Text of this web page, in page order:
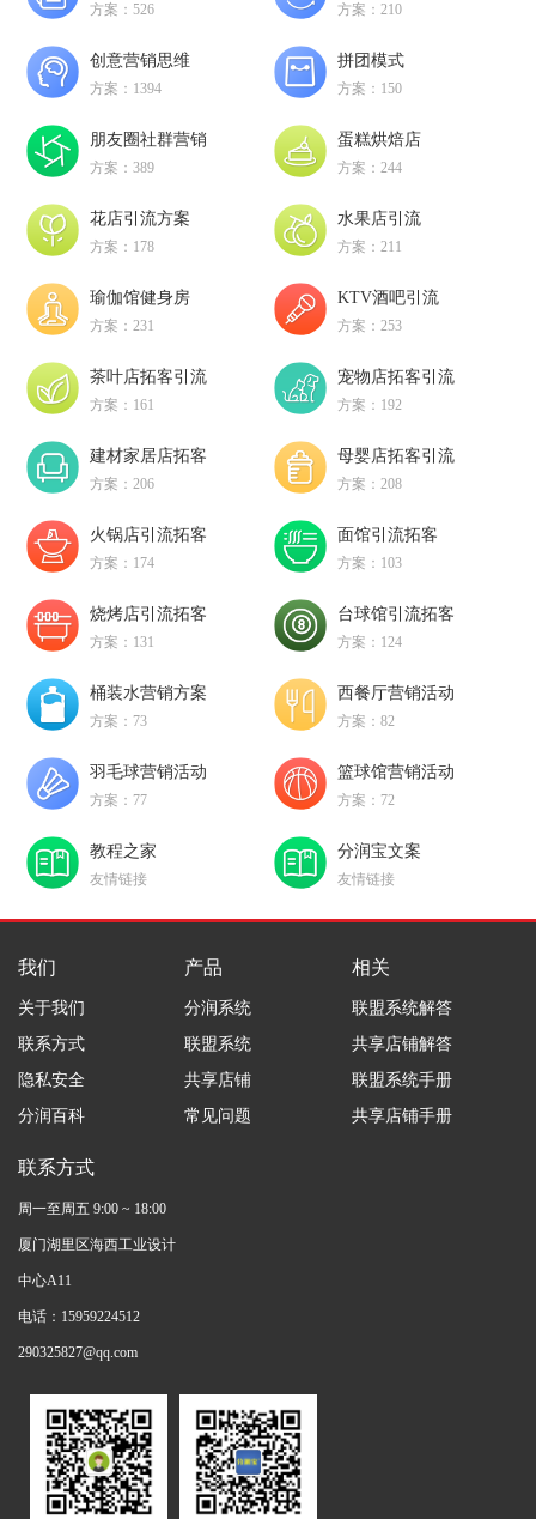
方案：526 方案：210
创意营销思维
方案：1394
拼团模式
方案：150
朋友圈社群营销
方案：389
蛋糕烘焙店
方案：244
花店引流方案
方案：178
水果店引流
方案：211
瑜伽馆健身房
方案：231
KTV酒吧引流
方案：253
茶叶店拓客引流
方案：161
宠物店拓客引流
方案：192
建材家居店拓客
方案：206
母婴店拓客引流
方案：208
火锅店引流拓客
方案：174
面馆引流拓客
方案：103
烧烤店引流拓客
方案：131
台球馆引流拓客
方案：124
桶装水营销方案
方案：73
西餐厅营销活动
方案：82
羽毛球营销活动
方案：77
篮球馆营销活动
方案：72
教程之家
友情链接
分润宝文案
友情链接
我们
关于我们
联系方式
隐私安全
分润百科
产品
分润系统
联盟系统
共享店铺
常见问题
相关
联盟系统解答
共享店铺解答
联盟系统手册
共享店铺手册
联系方式
周一至周五 9:00 ~ 18:00
厦门湖里区海西工业设计
中心A11
电话：15959224512
290325827@qq.com